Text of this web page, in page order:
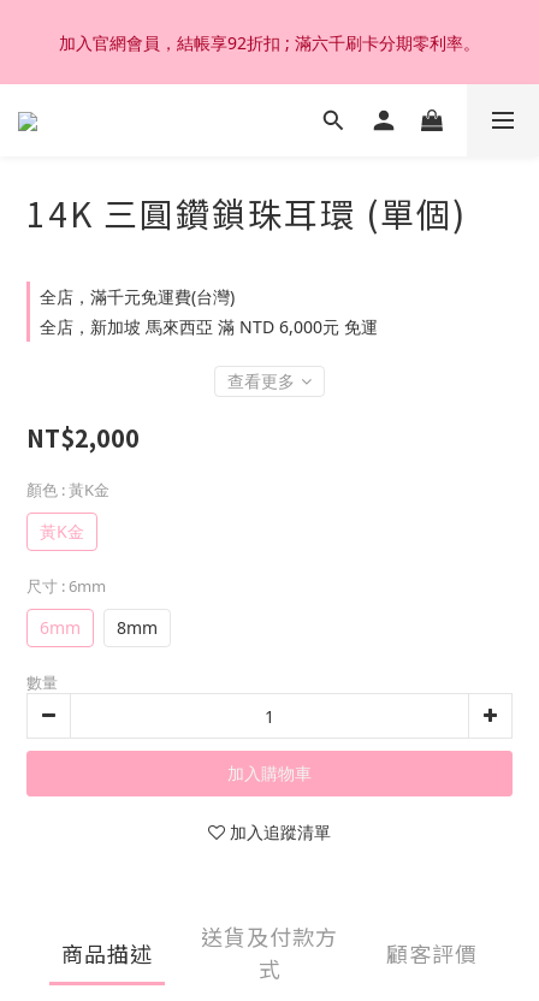
加入官網會員，結帳享92折扣 ; 滿六千刷卡分期零利率。
加入官網會員，結帳享92折扣 ; 滿六千刷卡分期零利率。
韓國設計製作。純14K 18K金，非鍍金非注金；洗澡，運動(汗
加入官網會員，結帳享92折扣 ; 滿六千刷卡分期零利率。
14K 三圓鑽鎖珠耳環 (單個)
全店，滿千元免運費(台灣)
全店，新加坡 馬來西亞 滿 NTD 6,000元 免運
查看更多
NT$2,000
顏色 : 黃K金
黃K金
尺寸 : 6mm
6mm 8mm
數量
加入購物車
加入追蹤清單
商品描述
送貨及付款方
式
顧客評價